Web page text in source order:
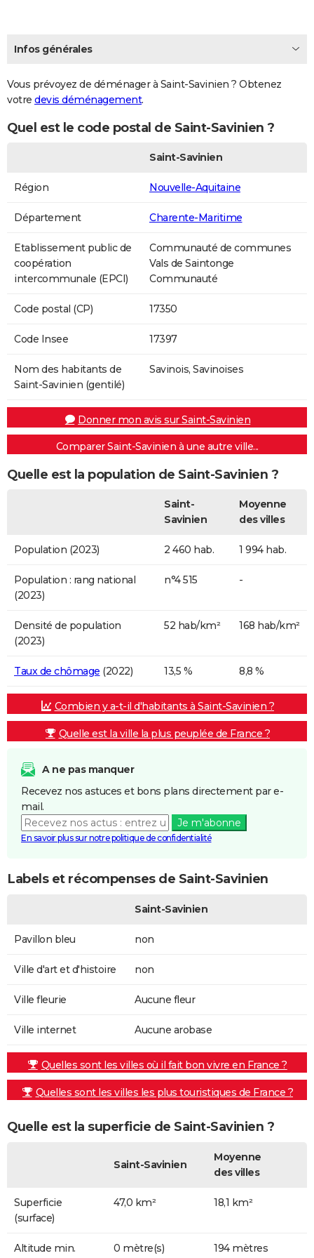
Infos générales
Vous prévoyez de déménager à Saint-Savinien ? Obtenez
votre devis déménagement.
Quel est le code postal de Saint-Savinien ?
Saint-Savinien
Région Nouvelle-Aquitaine
Département Charente-Maritime
Etablissement public de
coopération
intercommunale (EPCI)
Communauté de communes
Vals de Saintonge
Communauté
Code postal (CP) 17350
Code Insee 17397
Nom des habitants de
Saint-Savinien (gentilé)
Savinois, Savinoises
Donner mon avis sur Saint-Savinien
Comparer Saint-Savinien à une autre ville...
Quelle est la population de Saint-Savinien ?
Saint-
Savinien
Moyenne
des villes
Population (2023) 2 460 hab. 1 994 hab.
Population : rang national
(2023)
n°4 515 -
Densité de population
(2023)
52 hab/km² 168 hab/km²
Taux de chômage (2022) 13,5 % 8,8 %
Combien y a-t-il d'habitants à Saint-Savinien ?
Quelle est la ville la plus peuplée de France ?
A ne pas manquer
Recevez nos astuces et bons plans directement par e-
mail.
Je m'abonne
En savoir plus sur notre politique de confidentialité
Labels et récompenses de Saint-Savinien
Saint-Savinien
Pavillon bleu non
Ville d'art et d'histoire non
Ville fleurie Aucune fleur
Ville internet Aucune arobase
Quelles sont les villes où il fait bon vivre en France ?
Quelles sont les villes les plus touristiques de France ?
Quelle est la superficie de Saint-Savinien ?
Saint-Savinien
Moyenne
des villes
Superficie
(surface)
47,0 km² 18,1 km²
Altitude min. 0 mètre(s) 194 mètres